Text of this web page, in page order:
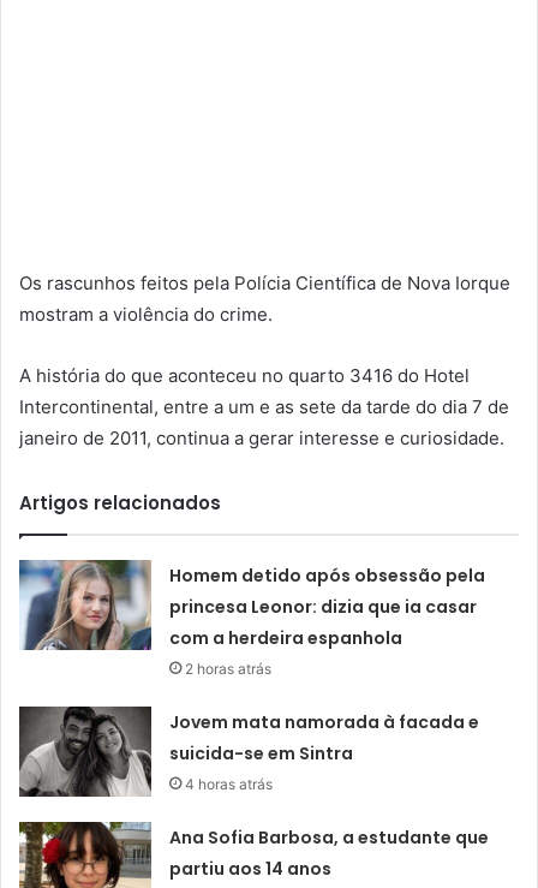
Os rascunhos feitos pela Polícia Científica de Nova Iorque
mostram a violência do crime.
A história do que aconteceu no quarto 3416 do Hotel
Intercontinental, entre a um e as sete da tarde do dia 7 de
janeiro de 2011, continua a gerar interesse e curiosidade.
Artigos relacionados
Homem detido após obsessão pela
princesa Leonor: dizia que ia casar
com a herdeira espanhola
2 horas atrás
Jovem mata namorada à facada e
suicida-se em Sintra
4 horas atrás
Ana Sofia Barbosa, a estudante que
partiu aos 14 anos